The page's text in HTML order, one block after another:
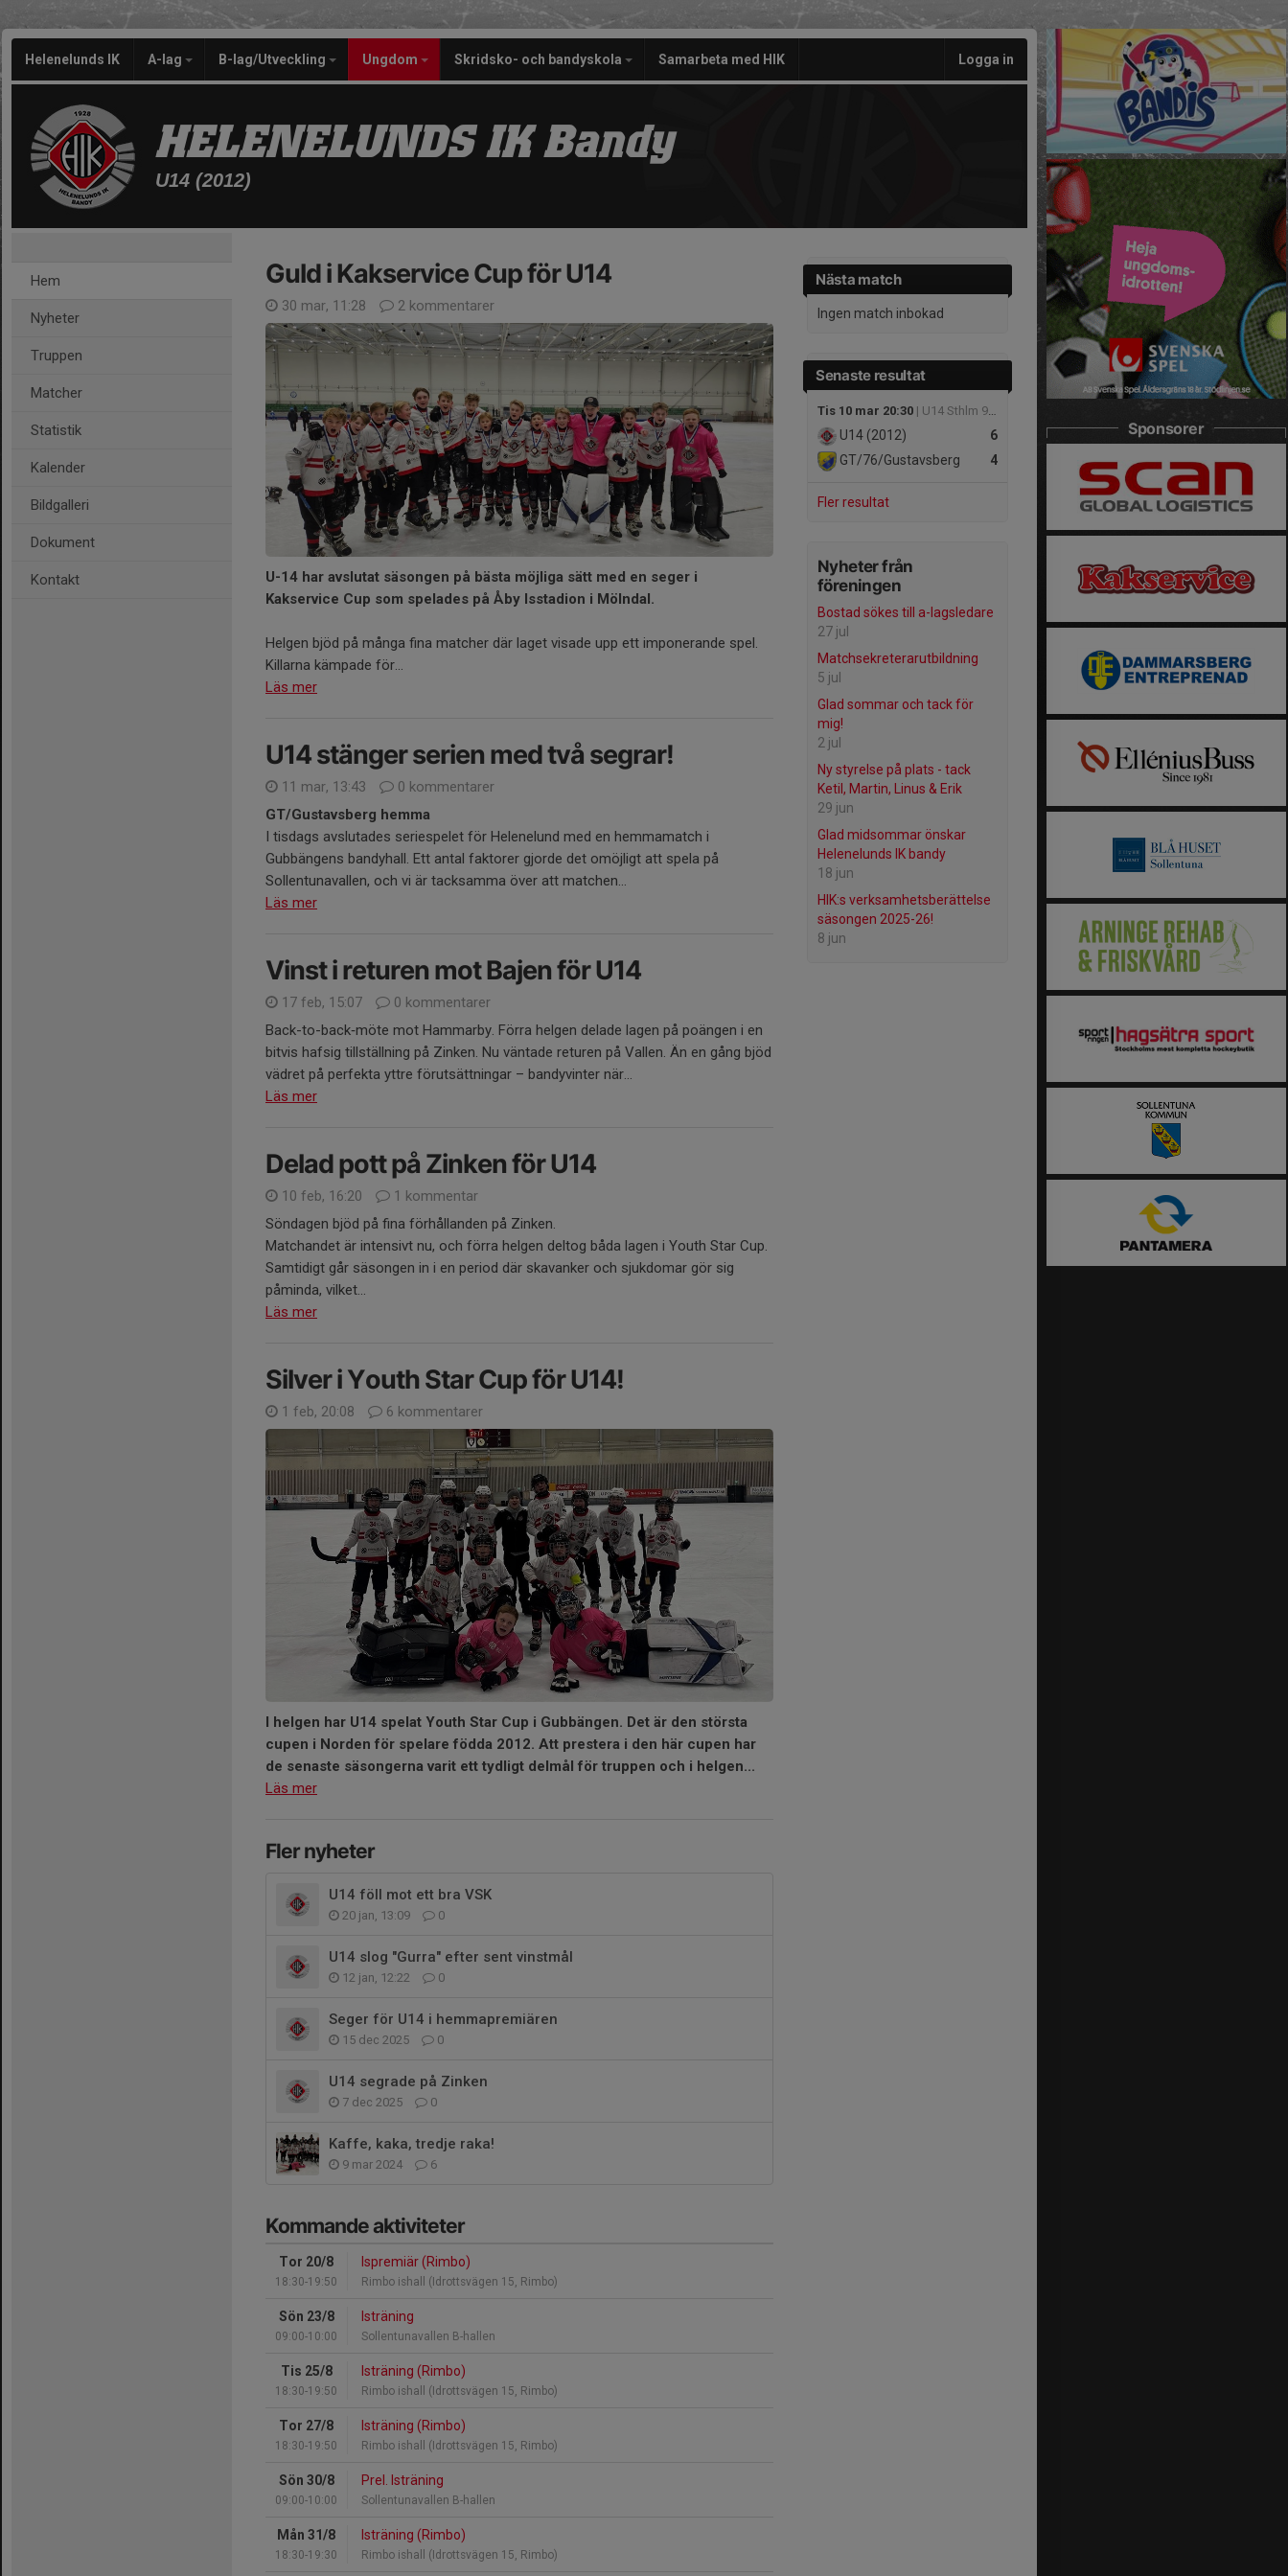
Helenelunds IK A-lag B-lag/Utveckling Ungdom Skridsko- och bandyskola Samarbeta med HIK Logga in
HELENELUNDS IK Bandy
U14 (2012)
Hem
Nyheter
Truppen
Matcher
Statistik
Kalender
Bildgalleri
Dokument
Kontakt
Nästa match
Ingen match inbokad
Senaste resultat
Tis 10 mar 20:30 | U14 Sthlm 9m9
6
U14 (2012)
4
GT/76/Gustavsberg
Fler resultat
Nyheter från
föreningen
Bostad sökes till a-lagsledare
27 jul
Matchsekreterarutbildning
5 jul
Glad sommar och tack för
mig!
2 jul
Ny styrelse på plats - tack
Ketil, Martin, Linus & Erik
29 jun
Glad midsommar önskar
Helenelunds IK bandy
18 jun
HIK:s verksamhetsberättelse
säsongen 2025-26!
8 jun
Guld i Kakservice Cup för U14
30 mar, 11:28 2 kommentarer
U-14 har avslutat säsongen på bästa möjliga sätt med en seger i
Kakservice Cup som spelades på Åby Isstadion i Mölndal.
Helgen bjöd på många fina matcher där laget visade upp ett imponerande spel.
Killarna kämpade för...
Läs mer
U14 stänger serien med två segrar!
11 mar, 13:43
0 kommentarer
GT/Gustavsberg hemma
I tisdags avslutades seriespelet för Helenelund med en hemmamatch i
Gubbängens bandyhall. Ett antal faktorer gjorde det omöjligt att spela på
Sollentunavallen, och vi är tacksamma över att matchen...
Läs mer
Vinst i returen mot Bajen för U14
17 feb, 15:07
0 kommentarer
Back-to-back‑möte mot Hammarby. Förra helgen delade lagen på poängen i en
bitvis hafsig tillställning på Zinken. Nu väntade returen på Vallen. Än en gång bjöd
vädret på perfekta yttre förutsättningar – bandyvinter när...
Läs mer
Delad pott på Zinken för U14
10 feb, 16:20
1 kommentar
Söndagen bjöd på fina förhållanden på Zinken.
Matchandet är intensivt nu, och förra helgen deltog båda lagen i Youth Star Cup.
Samtidigt går säsongen in i en period där skavanker och sjukdomar gör sig
påminda, vilket...
Läs mer
Silver i Youth Star Cup för U14!
1 feb, 20:08 6 kommentarer
I helgen har U14 spelat Youth Star Cup i Gubbängen. Det är den största
cupen i Norden för spelare födda 2012. Att prestera i den här cupen har
de senaste säsongerna varit ett tydligt delmål för truppen och i helgen...
Läs mer
Fler nyheter
U14 föll mot ett bra VSK
20 jan, 13:09 0
U14 slog "Gurra" efter sent vinstmål
12 jan, 12:22 0
Seger för U14 i hemmapremiären
15 dec 2025 0
U14 segrade på Zinken
7 dec 2025 0
Kaffe, kaka, tredje raka!
9 mar 2024 6
Kommande aktiviteter
Tor 20/8
18:30-19:50
Ispremiär (Rimbo)
Rimbo ishall (Idrottsvägen 15, Rimbo)
Sön 23/8
09:00-10:00
Isträning
Sollentunavallen B-hallen
Tis 25/8
18:30-19:50
Isträning (Rimbo)
Rimbo ishall (Idrottsvägen 15, Rimbo)
Tor 27/8
18:30-19:50
Isträning (Rimbo)
Rimbo ishall (Idrottsvägen 15, Rimbo)
Sön 30/8
09:00-10:00
Prel. Isträning
Sollentunavallen B-hallen
Mån 31/8
18:30-19:30
Isträning (Rimbo)
Rimbo ishall (Idrottsvägen 15, Rimbo)
Sponsorer